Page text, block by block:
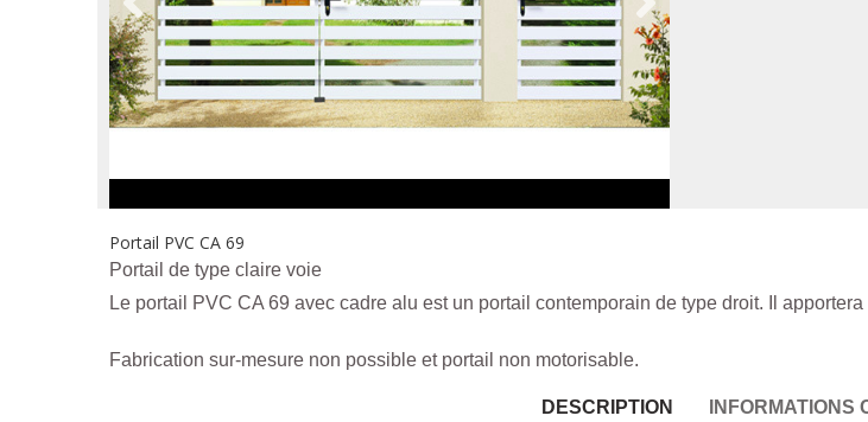
Volets Battant / Persiennes
Volets roulant /
Verrières Intérieur / Stores
Portail PVC CA 69
Portail de type claire voie
Le portail PVC CA 69 avec cadre alu est un portail contemporain de type droit. Il
Fabrication sur-mesure non possible et portail non motorisable.
DESCRIPTION INFORMATIONS